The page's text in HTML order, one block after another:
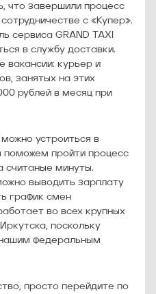
что завершили процесс
с «Купер».
сервиса GRAND TAXI
в службу доставки.
вакансии: курьер и
занятых на этих
рублей в месяц при
устроиться в
поможем пройти процесс
считаные минуты.
выводить зарплату
график смен
во всех крупных
поскольку
федеральным
просто перейдите по